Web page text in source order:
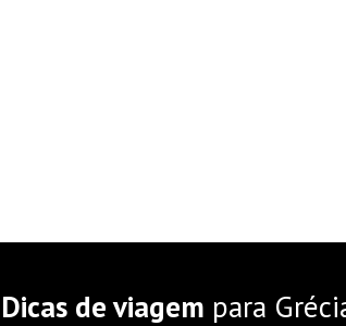
Dicas de viagem para